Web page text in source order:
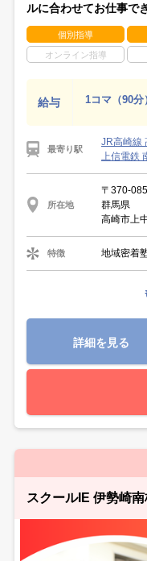
ルに合わせてお仕事で
個別指導
オンライン指導
給与 1コマ（90分
最寄り駅
JR高崎線
上信電鉄
所在地
〒370-
群馬県
高崎市上
特徴 地域密着
詳細を見る
スクールIE 伊勢崎